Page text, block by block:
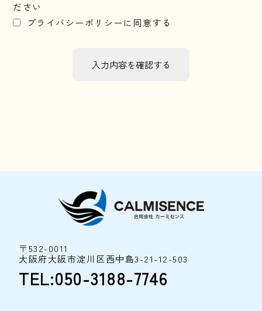
ださい
プライバシーポリシーに同意する
〒532-0011
大阪府大阪市淀川区西中島3-21-12-503
TEL:050-3188-7746